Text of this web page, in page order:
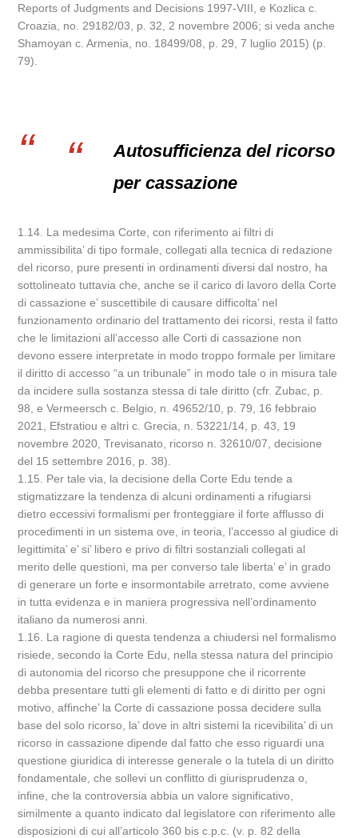
Reports of Judgments and Decisions 1997-VIII, e Kozlica c.
Croazia, no. 29182/03, p. 32, 2 novembre 2006; si veda anche
Shamoyan c. Armenia, no. 18499/08, p. 29, 7 luglio 2015) (p.
79).
Autosufficienza del ricorso
per cassazione
1.14. La medesima Corte, con riferimento ai filtri di
ammissibilita’ di tipo formale, collegati alla tecnica di redazione
del ricorso, pure presenti in ordinamenti diversi dal nostro, ha
sottolineato tuttavia che, anche se il carico di lavoro della Corte
di cassazione e’ suscettibile di causare difficolta’ nel
funzionamento ordinario del trattamento dei ricorsi, resta il fatto
che le limitazioni all’accesso alle Corti di cassazione non
devono essere interpretate in modo troppo formale per limitare
il diritto di accesso “a un tribunale” in modo tale o in misura tale
da incidere sulla sostanza stessa di tale diritto (cfr. Zubac, p.
98, e Vermeersch c. Belgio, n. 49652/10, p. 79, 16 febbraio
2021, Efstratiou e altri c. Grecia, n. 53221/14, p. 43, 19
novembre 2020, Trevisanato, ricorso n. 32610/07, decisione
del 15 settembre 2016, p. 38).
1.15. Per tale via, la decisione della Corte Edu tende a
stigmatizzare la tendenza di alcuni ordinamenti a rifugiarsi
dietro eccessivi formalismi per fronteggiare il forte afflusso di
procedimenti in un sistema ove, in teoria, l’accesso al giudice di
legittimita’ e’ si’ libero e privo di filtri sostanziali collegati al
merito delle questioni, ma per converso tale liberta’ e’ in grado
di generare un forte e insormontabile arretrato, come avviene
in tutta evidenza e in maniera progressiva nell’ordinamento
italiano da numerosi anni.
1.16. La ragione di questa tendenza a chiudersi nel formalismo
risiede, secondo la Corte Edu, nella stessa natura del principio
di autonomia del ricorso che presuppone che il ricorrente
debba presentare tutti gli elementi di fatto e di diritto per ogni
motivo, affinche’ la Corte di cassazione possa decidere sulla
base del solo ricorso, la’ dove in altri sistemi la ricevibilita’ di un
ricorso in cassazione dipende dal fatto che esso riguardi una
questione giuridica di interesse generale o la tutela di un diritto
fondamentale, che sollevi un conflitto di giurisprudenza o,
infine, che la controversia abbia un valore significativo,
similmente a quanto indicato dal legislatore con riferimento alle
disposizioni di cui all’articolo 360 bis c.p.c. (v. p. 82 della